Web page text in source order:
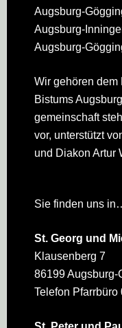
Augsburg-
Augsburg-
Augsburg-
Wir gehören dem
Bistums
gemeinschaft
vor, unterstützt
und Diakon Artur
Sie finden uns
St. Georg und
Klausenberg 7
86199 Augsburg-
Telefon Pfarrbüro